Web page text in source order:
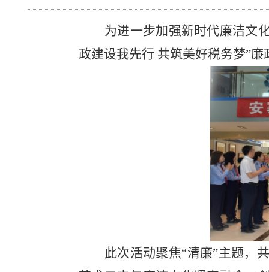
为进一步加强新时代廉洁文
政建设我先行 共筑美好税务梦”廉
此次活动聚焦“清廉”主题，